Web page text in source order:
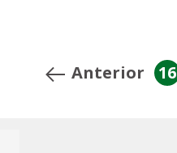
Anterior 16